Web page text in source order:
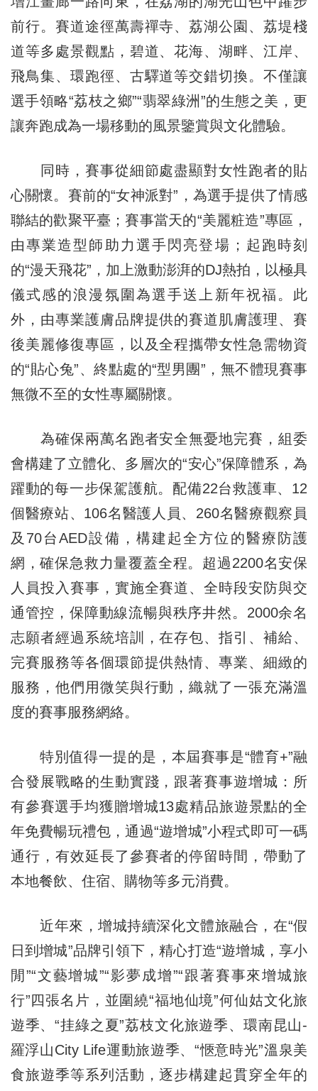
前行。賽道途徑萬壽禪寺、荔湖公園、荔堤棧
道等多處景觀點，碧道、花海、湖畔、江岸、
飛鳥集、環跑徑、古驛道等交錯切換。不僅讓
選手領略“荔枝之鄉”“翡翠綠洲”的生態之美，更
讓奔跑成為一場移動的風景鑒賞與文化體驗。
同時，賽事從細節處盡顯對女性跑者的貼
心關懷。賽前的“女神派對”，為選手提供了情感
聯結的歡聚平臺；賽事當天的“美麗粧造”專區，
由專業造型師助力選手閃亮登場；起跑時刻
的“漫天飛花”，加上激動澎湃的DJ熱拍，以極具
儀式感的浪漫氛圍為選手送上新年祝福。此
外，由專業護膚品牌提供的賽道肌膚護理、賽
後美麗修復專區，以及全程攜帶女性急需物資
的“貼心兔”、終點處的“型男團”，無不體現賽事
無微不至的女性專屬關懷。
為確保兩萬名跑者安全無憂地完賽，組委
會構建了立體化、多層次的“安心”保障體系，為
躍動的每一步保駕護航。配備22台救護車、12
個醫療站、106名醫護人員、260名醫療觀察員
及70台AED設備，構建起全方位的醫療防護
網，確保急救力量覆蓋全程。超過2200名安保
人員投入賽事，實施全賽道、全時段安防與交
通管控，保障動線流暢與秩序井然。2000余名
志願者經過系統培訓，在存包、指引、補給、
完賽服務等各個環節提供熱情、專業、細緻的
服務，他們用微笑與行動，織就了一張充滿溫
度的賽事服務網絡。
特別值得一提的是，本屆賽事是“體育+”融
合發展戰略的生動實踐，跟著賽事遊增城：所
有參賽選手均獲贈增城13處精品旅遊景點的全
年免費暢玩禮包，通過“遊增城”小程式即可一碼
通行，有效延長了參賽者的停留時間，帶動了
本地餐飲、住宿、購物等多元消費。
近年來，增城持續深化文體旅融合，在“假
日到增城”品牌引領下，精心打造“遊增城，享小
閒”“文藝增城”“影夢成增”“跟著賽事來增城旅
行”四張名片，並圍繞“福地仙境”何仙姑文化旅
遊季、“挂綠之夏”荔枝文化旅遊季、環南昆山-
羅浮山City Life運動旅遊季、“愜意時光”溫泉美
食旅遊季等系列活動，逐步構建起貫穿全年的